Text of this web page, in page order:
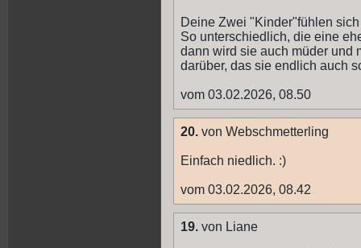
Deine Zwei "Kinder"fühlen
So unterschiedlich, die eine
dann wird sie auch müder und
darüber, das sie endlich auch
vom 03.02.2026, 08.50
20. von Webschmetterling
Einfach niedlich. :)
vom 03.02.2026, 08.42
19. von Liane